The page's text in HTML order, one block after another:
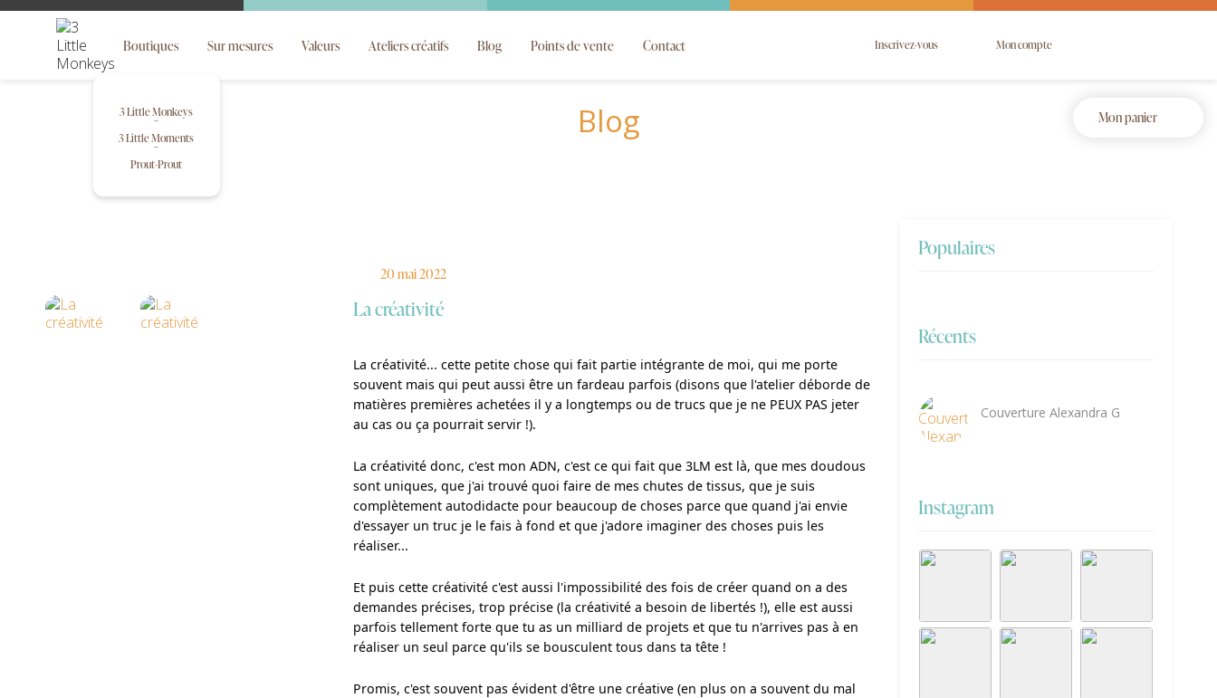
Boutiques
3 Little Monkeys
3 Little Moments
Prout-Prout
Sur mesures Valeurs Ateliers créatifs Blog Points de vente Contact Inscrivez-vous Mon compte
Mon panier
Blog
20 mai 2022
La créativité
La créativité... cette petite chose qui fait partie intégrante de moi, qui me porte
souvent mais qui peut aussi être un fardeau parfois (disons que l'atelier déborde de
matières premières achetées il y a longtemps ou de trucs que je ne PEUX PAS jeter
au cas ou ça pourrait servir !).
La créativité donc, c'est mon ADN, c'est ce qui fait que 3LM est là, que mes doudous
sont uniques, que j'ai trouvé quoi faire de mes chutes de tissus, que je suis
complètement autodidacte pour beaucoup de choses parce que quand j'ai envie
d'essayer un truc je le fais à fond et que j'adore imaginer des choses puis les
réaliser...
Et puis cette créativité c'est aussi l'impossibilité des fois de créer quand on a des
demandes précises, trop précise (la créativité a besoin de libertés !), elle est aussi
parfois tellement forte que tu as un milliard de projets et que tu n'arrives pas à en
réaliser un seul parce qu'ils se bousculent tous dans ta tête !
Promis, c'est souvent pas évident d'être une créative (en plus on a souvent du mal
Populaires
Récents
Couverture Alexandra G
Instagram